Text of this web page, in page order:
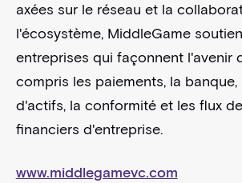
axées sur le réseau et la
l'écosystème, MiddleGame
entreprises qui façonnent l'avenir
compris les paiements, la
d'actifs, la conformité et les flux
financiers d'entreprise.
www.middlegamevc.com